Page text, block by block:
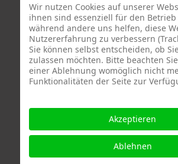
Eric Schaftlein.
aus den Niederlanden:
Dorrety Brookhuis,Natalia
EekhoutundHenny
aus Deutschland:
Salomé Herbst,Andrea
Lanzl,Heidrun MalComes,
Guntram Prochaska
Schaub,Vera Schaub,Birgit
Serge DevadderundRolf
Wir nutzen Cookies auf unserer
ihnen sind essenziell für den Betrieb
während andere uns helfen, diese
Nutzererfahrung zu verbessern
Sie können selbst entscheiden, ob
zulassen möchten. Bitte beachten
einer Ablehnung womöglich nicht
Funktionalitäten der Seite zur
Akzeptieren
Ablehnen